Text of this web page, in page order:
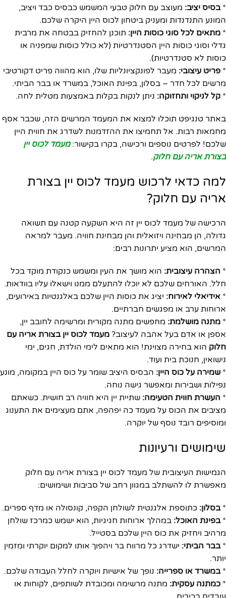
*בסיס יציב: מעוצב עם חלוק טבעי המשמש כבסיס כבד ויציב,
המונע התנדנדות ומעניק ביטחון לכוס היין היקרה שלכם.
* מתאים לכל סוגי כוסות היין: תוכנן להחזיק בבטחה את מרבית
גדלי וסוגי כוסות היין הסטנדרטיות (לא כולל כוסות שמפניה או
כוסות לא סטנדרטיות).
* פריט עיצובי: מעבר לפונקציונליות שלו, הוא מהווה פריט דקורטיבי
מרשים לכל חדר – בסלון, בפינת האוכל, במשרד או בבר הביתי.
* קל לניקוי ותחזוקה: ניתן לנקות בקלות באמצעות מטלית לחה.
באתר טנגיפט תוכלו למצוא את המעמד המרשים הזה, שכבר אסף
מחמאות רבות. אל תחמיצו את ההזדמנות לשדרג את חווית היין
שלכם! לפרטים נוספים ורכישה, בקרו בקישור:מעמד לכוס יין
בצורת אריה עם חלוק.
למה כדאי לרכוש מעמד לכוס יין בצורת
אריה עם חלוק?
הרכישה של מעמד לכוס יין זה היא השקעה קטנה עם תשואה
גדולה, הן מבחינה ויזואלית והן מבחינת חוויה. מעבר למראה
המרשים, הוא מציע יתרונות רבים:
* הצהרה עיצובית: הוא מושך את העין ומשמש כנקודת מוקד בכל
חלל. האורחים שלכם לא יוכלו להתעלם ממנו וישאלו עליו בוודאות.
* אידיאלי לאירוח: יציג את כוסות היין שלכם באלגנטיות באירועים,
ארוחות ערב או מפגשים חברתיים.
* מתנה מושלמת: מחפשים מתנה מקורית ומרשימה לחובב יין,
אספן או אדם בעל אהבה לעיצוב? מעמד לכוס יין בצורת אריה עם
חלוק הוא בחירה מצוינת! הוא מתאים לימי הולדת, חגים, ימי
נישואין, חנוכת בית ועוד.
* שמירה על כוס היין: הבסיס היציב שומר על כוס היין במקומה, מונע
נפילות ושבירות ומאפשר גישה נוחה.
* העשרת חווית הטעימה: שתיית יין היא חוויה רב חושית. כשאתם
מציבים את הכוס על מעמד כה יפהפה, אתם מעצימים את התענוג
ומוסיפים רובד נוסף של יוקרה.
שימושים ורעיונות
הגמישות העיצובית של מעמד לכוס יין בצורת אריה עם חלוק
מאפשרת לו להשתלב במגוון רחב של סביבות ושימושים:
*בסלון: כתוספת אלגנטית לשולחן הקפה, קונסולה או מדף ספרים.
*בפינת האוכל: במהלך ארוחות חגיגיות, הוא ישמש כמרכז שולחן
מרהיב ויחזיק את כוס היין שלכם בסטייל.
*בבר הביתי: ישדרג כל מרווח בר ויהפוך אותו למקום יוקרתי ומזמין
יותר.
*במשרד או ספרייה: נופך של אישיות ויוקרה לחלל העבודה שלכם.
* כמתנה עסקית: מתנה מרשימה ומכובדת לשותפים, לקוחות או